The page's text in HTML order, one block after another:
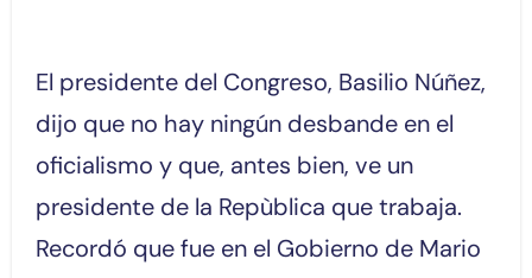
El presidente del Congreso, Basilio Núñez,
dijo que no hay ningún desbande en el
oficialismo y que, antes bien, ve un
presidente de la Repùblica que trabaja.
Recordó que fue en el Gobierno de Mario